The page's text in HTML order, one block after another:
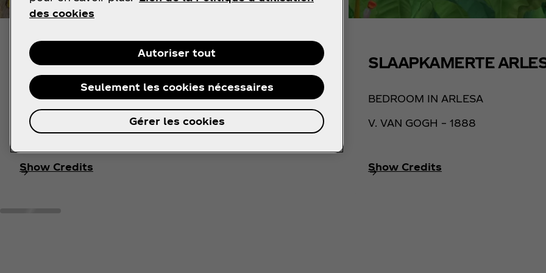
NATURAL ENCOUNTERS
S. TEJADA – 2020
Show Credits
SLAAPKAMERTE
BEDROOM IN ARLESA
V. VAN GOGH – 1888
Show Credits
des cookies
Autoriser tout
Seulement les cookies nécessaires
Gérer les cookies